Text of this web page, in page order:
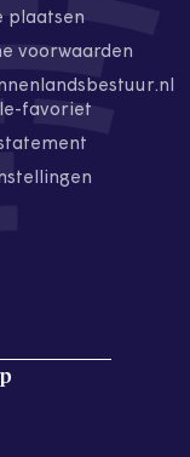
plaatsen
voorwaarden
favoriet